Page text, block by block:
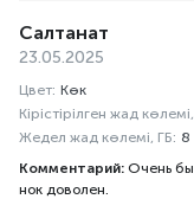
Салтанат
23.05.2025
Цвет: Көк
Кірістірілген жад
Жедел жад көлемі, ГБ: 8
Комментарий: Очень
нок доволен.